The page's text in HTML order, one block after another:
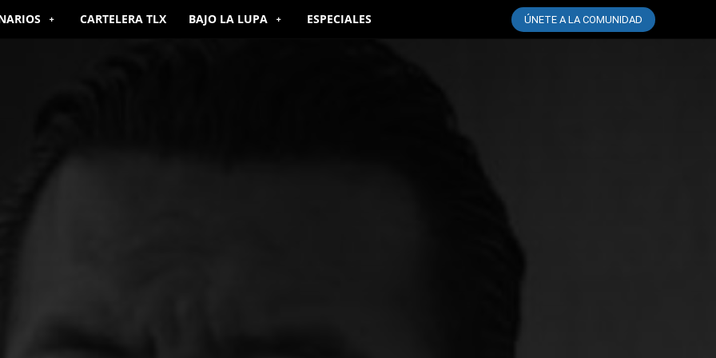
CARTELERA TLX BAJO LA LUPA ESPECIALES ÚNETE A LA COMUNIDAD